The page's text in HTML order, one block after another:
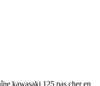
kawasaki 125 pas cher en